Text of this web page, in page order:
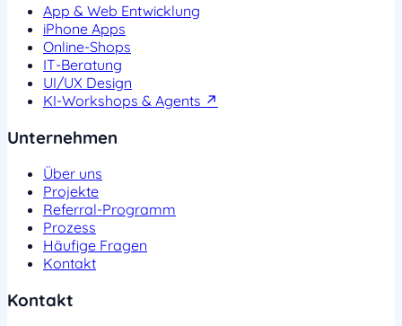
App & Web Entwicklung
iPhone Apps
Online-Shops
IT-Beratung
UI/UX Design
KI-Workshops & Agents ↗
Unternehmen
Über uns
Projekte
Referral-Programm
Prozess
Häufige Fragen
Kontakt
Kontakt